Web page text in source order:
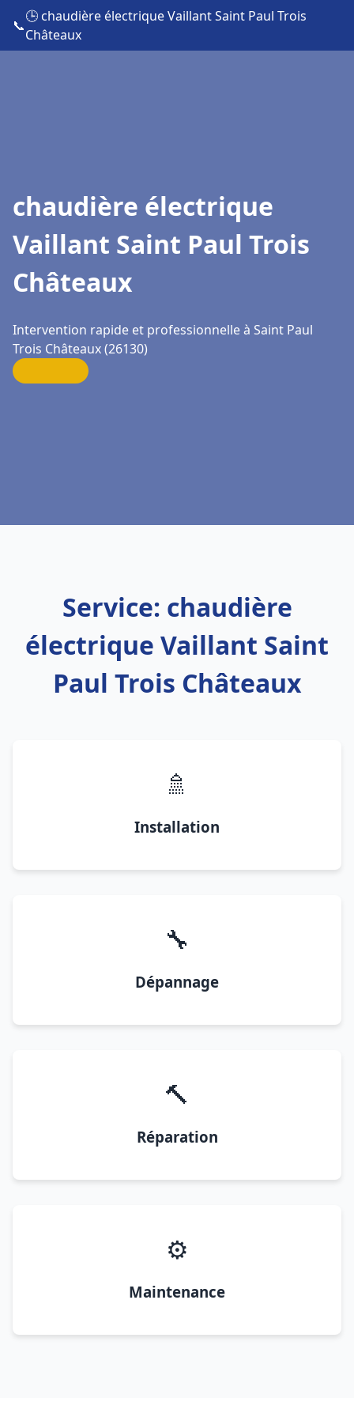
📞
🕒 chaudière électrique Vaillant Saint Paul Trois
Châteaux
chaudière électrique
Vaillant Saint Paul Trois
Châteaux
Intervention rapide et professionnelle à Saint Paul
Trois Châteaux (26130)
Service: chaudière
électrique Vaillant Saint
Paul Trois Châteaux
🚿
Installation
🔧
Dépannage
🔨
Réparation
⚙️
Maintenance